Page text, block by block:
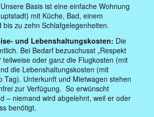
Unsere Basis ist eine einfache Wohnung
mit Küche, Bad, einem
bis zu zehn Schlafgelegenheiten.
und Lebenshaltungskosten: Die
Bei Bedarf bezuschusst „Respekt
teilweise oder ganz die Flugkosten (mit
die Lebenshaltungskosten (mit
Tag). Unterkunft und Mietwagen stehen
zur Verfügung. So erwünscht
– niemand wird abgelehnt, weil er oder
benötigt.